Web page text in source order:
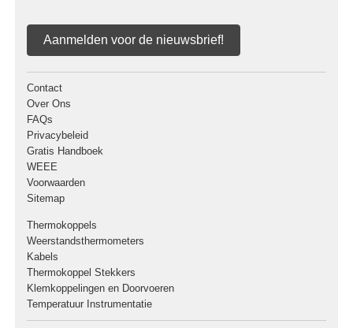
Aanmelden voor de nieuwsbrief!
Contact
Over Ons
FAQs
Privacybeleid
Gratis Handboek
WEEE
Voorwaarden
Sitemap
Thermokoppels
Weerstandsthermometers
Kabels
Thermokoppel Stekkers
Klemkoppelingen en Doorvoeren
Temperatuur Instrumentatie